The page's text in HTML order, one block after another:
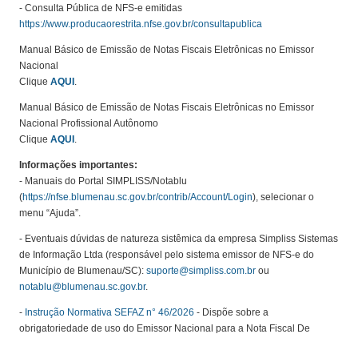
- Consulta Pública de NFS-e emitidas
https://www.producaorestrita.nfse.gov.br/consultapublica
Manual Básico de Emissão de Notas Fiscais Eletrônicas no Emissor
Nacional
CliqueAQUI .
Manual Básico de Emissão de Notas Fiscais Eletrônicas no Emissor
Nacional Profissional Autônomo
CliqueAQUI .
Informações importantes:
- Manuais do Portal SIMPLISS/Notablu
(https://nfse.blumenau.sc.gov.br/contrib/Account/Login), selecionar o
menu “Ajuda”.
- Eventuais dúvidas de natureza sistêmica da empresa Simpliss Sistemas
de Informação Ltda (responsável pelo sistema emissor de NFS-e do
Município de Blumenau/SC):suporte@simpliss.com.br ou
notablu@blumenau.sc.gov.br.
- Instrução Normativa SEFAZ n° 46/2026 - Dispõe sobre a
obrigatoriedade de uso do Emissor Nacional para a Nota Fiscal De